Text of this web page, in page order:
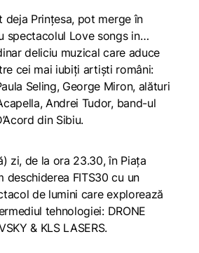
deja Prințesa, pot merge în
spectacolul Love songs in…
deliciu muzical care aduce
cei mai iubiți artiști români:
Seling, George Miron, alături
Andrei Tudor, band-ul
din Sibiu.
zi, de la ora 23.30, în Piața
deschiderea FITS30 cu un
de lumini care explorează
tehnologiei: DRONE
& KLS LASERS.